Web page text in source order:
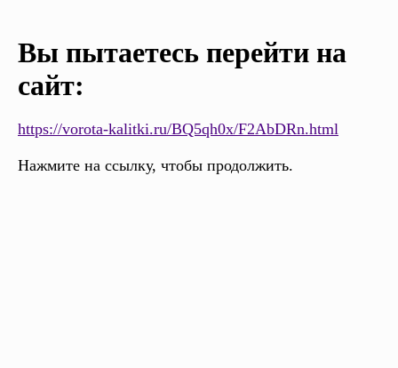
Вы пытаетесь перейти на
сайт:
https://vorota-kalitki.ru/BQ5qh0x/F2AbDRn.html
Нажмите на ссылку, чтобы продолжить.